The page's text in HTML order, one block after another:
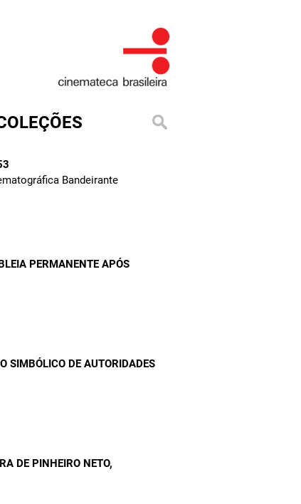
Bandeirante
PERMANENTE APÓS
SIMBÓLICO DE AUTORIDADES
DE PINHEIRO NETO,